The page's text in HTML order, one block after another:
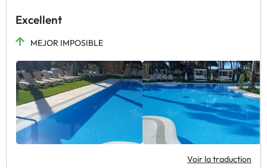
Excellent
MEJOR IMPOSIBLE
Voir la traduction